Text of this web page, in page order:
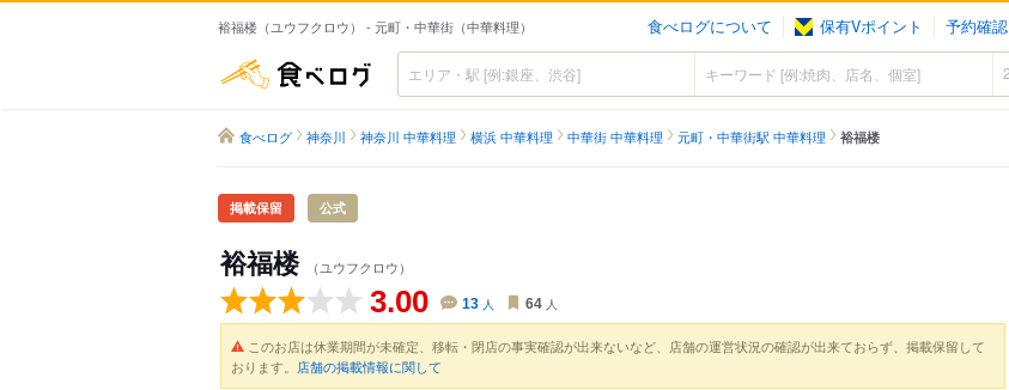
裕福楼（ユウフクロウ） - 元町・中華街（中華料理） 食べログについて 保有Vポイント 予約確認
食べログ
食べログ 神奈川 神奈川 中華料理 横浜 中華料理 中華街 中華料理 元町・中華街駅 中華料理 裕福楼
掲載保留 公式
裕福楼 （ユウフクロウ）
3.00 13 人 64 人
このお店は休業期間が未確定、移転・閉店の事実確認が出来ないなど、店舗の運営状況の確認が出来ておらず、掲載保留して
おります。 店舗の掲載情報に関して